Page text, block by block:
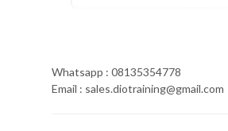
Whatsapp : 08135354778
Email : sales.diotraining@gmail.com